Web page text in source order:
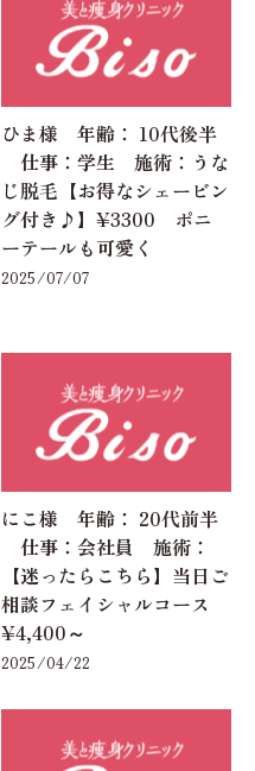
ひま様 年齢： 10代後半
仕事：学生 施術：うな
じ脱毛【お得なシェービン
グ付き♪】¥3300 ポニ
ーテールも可愛く
2025/07/07
にこ様 年齢： 20代前半
仕事：会社員 施術：
【迷ったらこちら】当日ご
相談フェイシャルコース
¥4,400～
2025/04/22